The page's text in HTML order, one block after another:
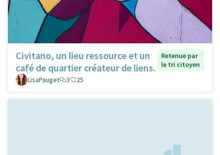
Civitano, un lieu ressource et un
café de quartier créateur de liens.
Retenue par
le tri citoyen
LisaPauget
3 25